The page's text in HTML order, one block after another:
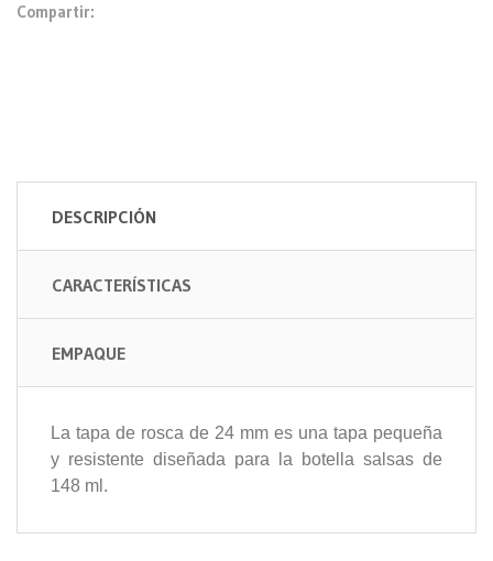
Compartir:
DESCRIPCIÓN
CARACTERÍSTICAS
EMPAQUE
La tapa de rosca de 24 mm es una tapa pequeña
y resistente diseñada para la botella salsas de
148 ml.